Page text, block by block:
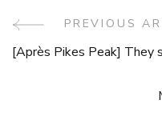
Post
PREVIOUS
[Après Pikes Peak] They